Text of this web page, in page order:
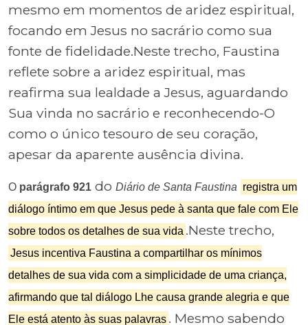
mesmo em momentos de aridez espiritual,
focando em Jesus no sacrário como sua
fonte de fidelidade.Neste trecho, Faustina
reflete sobre a aridez espiritual, mas
reafirma sua lealdade a Jesus, aguardando
Sua vinda no sacrário e reconhecendo-O
como o único tesouro de seu coração,
apesar da aparente ausência divina.
O parágrafo 921 do Diário de Santa Faustina registra um
diálogo íntimo em que Jesus pede à santa que fale com Ele
sobre todos os detalhes de sua vida .Neste trecho,
Jesus incentiva Faustina a compartilhar os mínimos
detalhes de sua vida com a simplicidade de uma criança,
afirmando que tal diálogo Lhe causa grande alegria e que
Ele está atento às suas palavras . Mesmo sabendo